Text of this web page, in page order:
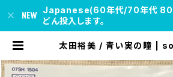
Japanese(60年代/70年代 80
どん投入します。
太田裕美 / 青い実の瞳 |